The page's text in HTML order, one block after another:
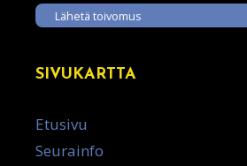
Lähetä toivomus
SIVUKARTTA
Etusivu
Seurainfo